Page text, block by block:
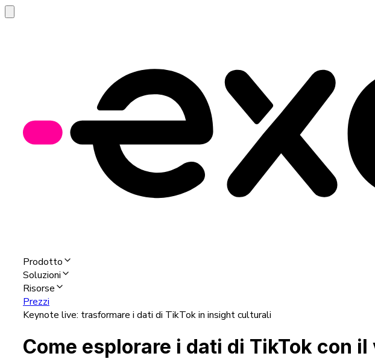
Prodotto
Soluzioni
Risorse
Prezzi
Keynote live: trasformare i dati di TikTok in insight culturali
Come esplorare i dati di TikTok con